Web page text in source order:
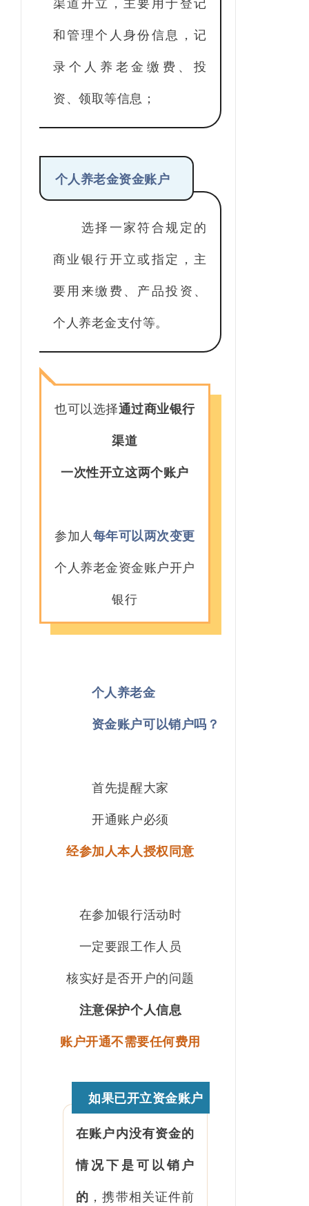
和管理个人身份信息，记
录个人养老金缴费、投
资、领取等信息；
个人养老金资金账户
选择一家符合规定的
商业银行开立或指定，主
要用来缴费、产品投资、
个人养老金支付等。
也可以选择通过商业银行
渠道
一次性开立这两个账户
参加人每年可以两次变更
个人养老金资金账户开户
银行
个人养老金
资金账户可以销户吗？
首先提醒大家
开通账户必须
经参加人本人授权同意
在参加银行活动时
一定要跟工作人员
核实好是否开户的问题
注意保护个人信息
账户开通不需要任何费用
如果已开立资金账户
在账户内没有资金的
情况下是可以销户
的 ，携带相关证件前